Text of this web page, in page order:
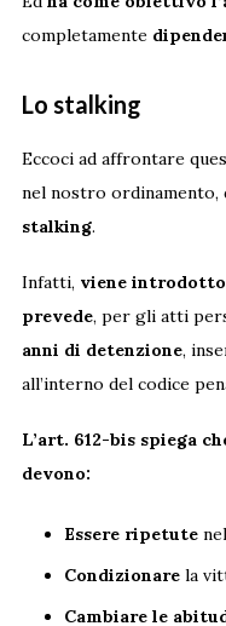
completamente
Lo stalking
Eccoci ad affrontare
nel nostro ordinamento,
stalking.
Infatti, viene introdotto
prevede, per gli atti
anni di detenzione,
all’interno del codice
L’art. 612-bis spiega
devono:
Essere ripetute
Condizionarela
Cambiare le